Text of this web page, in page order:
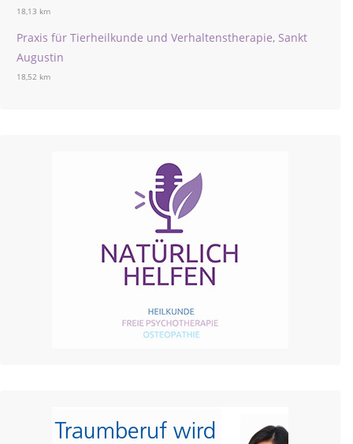
18,13 km
Praxis für Tierheilkunde und Verhaltenstherapie, Sankt
Augustin
18,52 km